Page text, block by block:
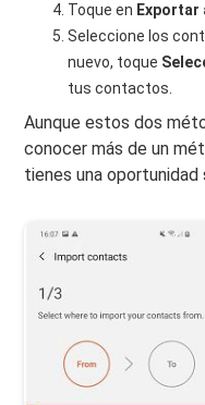
Toque en Exportar
Seleccione los
nuevo, toque
tus contactos.
Aunque estos dos
conocer más de un
tienes una oportunidad